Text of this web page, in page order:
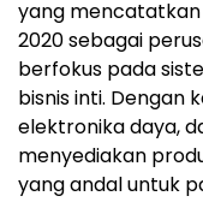
yang mencatatkan
2020 sebagai
berfokus pada
bisnis inti. Dengan
elektronika daya,
menyediakan
yang andal untuk